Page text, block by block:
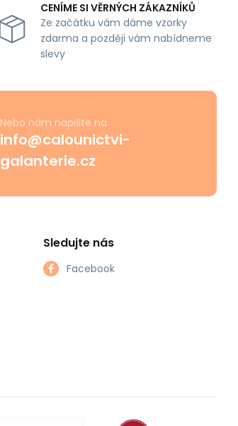
CENÍME SI VĚRNÝCH ZÁKAZNÍKŮ
Ze začátku vám dáme vzorky
zdarma a později vám nabídneme
slevy
Nebo nám napište na
info@calounictvi-
galanterie.cz
Sledujte nás
Facebook